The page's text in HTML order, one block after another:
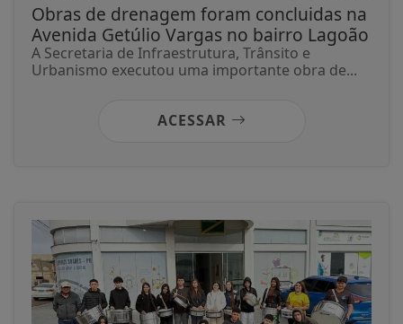
Obras de drenagem foram concluidas na
Avenida Getúlio Vargas no bairro Lagoão
A Secretaria de Infraestrutura, Trânsito e
Urbanismo executou uma importante obra de...
ACESSAR